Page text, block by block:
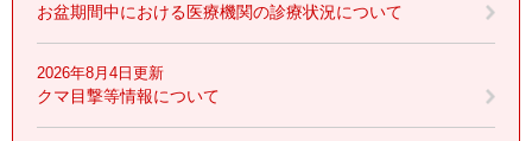
お盆期間中における医療機関の診療状況について
2026年8月4日更新
クマ目撃等情報について